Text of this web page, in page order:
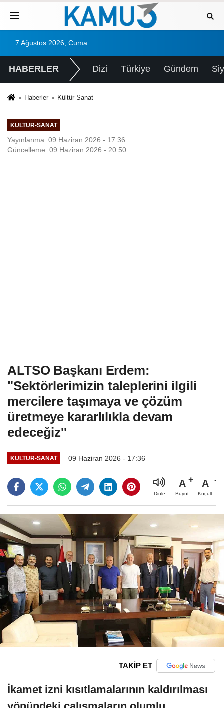
7 Ağustos 2026, Cuma
HABERLER Dizi Türkiye Gündem
Haberler Kültür-Sanat
KÜLTÜR-SANAT
Yayınlanma: 09 Haziran 2026 - 17:36
Güncelleme: 09 Haziran 2026 - 20:50
ALTSO Başkanı Erdem:
"Sektörlerimizin taleplerini ilgili
mercilere taşımaya ve çözüm
üretmeye kararlılıkla devam
edeceğiz''
KÜLTÜR-SANAT 09 Haziran 2026 - 17:36
Dinle
A
Büyüt
A
Küçült
TAKİP ET
İkamet izni kısıtlamalarının kaldırılması